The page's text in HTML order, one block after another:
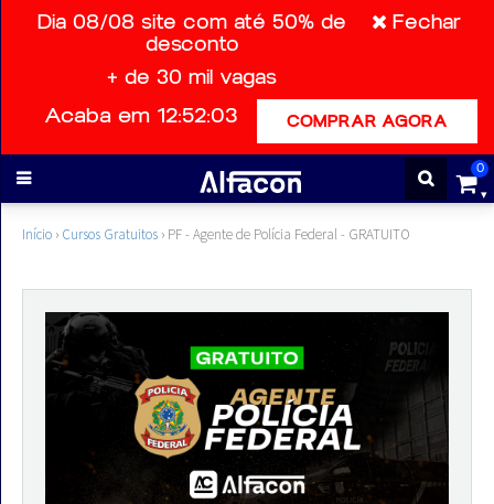
Dia 08/08 site com até 50% de
desconto
+ de 30 mil vagas
Fechar
Acaba em 12:52:03 COMPRAR AGORA
0
Cursos
gratuitos
ALFAQUIZ
Início › Cursos Gratuitos › PF - Agente de Polícia Federal - GRATUITO